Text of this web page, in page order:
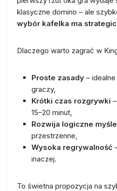
klasyczne domino – ale
wybór kafelka ma
Dlaczego warto zagrać w
Proste zasady –
graczy,
Krótki czas rozgrywki
15–20 minut,
Rozwija logiczne
przestrzenne,
Wysoka regrywalność
inaczej.
To świetna propozycja na